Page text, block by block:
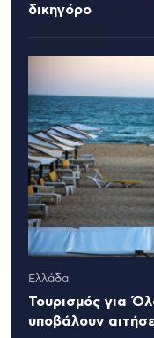
δικηγόρο
Ελλάδα
Τουρισμός για
υποβάλουν